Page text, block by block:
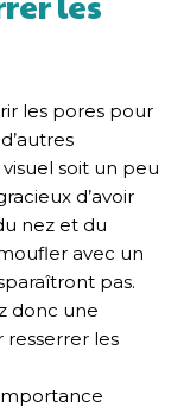
les pores pour
soit un peu
d’avoir
nez et du
avec un
pas.
donc une
les